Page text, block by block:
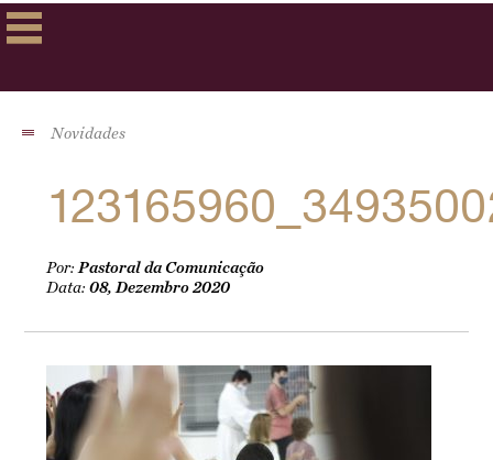
Novidades
Por:Pastoral da Comunicação
Data:08, Dezembro 2020